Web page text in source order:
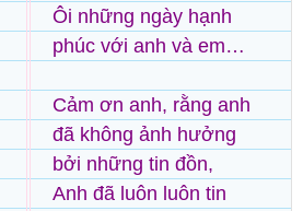
Ôi những ngày hạnh
phúc với anh và em…
Cảm ơn anh, rằng anh
đã không ảnh hưởng
bởi những tin đồn,
Anh đã luôn luôn tin